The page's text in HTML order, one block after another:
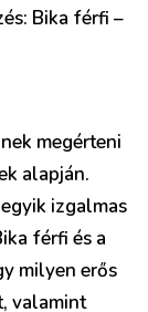
Bika férfi –
megérteni
alapján.
izgalmas
férfi és a
milyen erős
valamint